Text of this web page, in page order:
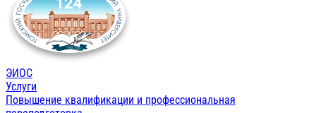
ЭИОС
Услуги
Повышение квалификации и профессиональная